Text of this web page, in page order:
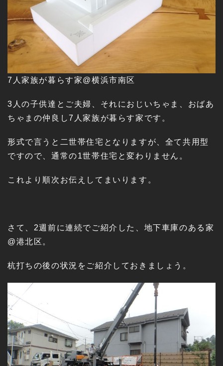
7人家族が暮らす家@横浜市南区
3人の子供達とご夫婦、それにおじいちゃま、おばあ
ちゃまの仲良し7人家族が暮らす家です。
形式で言うと二世帯住宅となりますが、全て共用型
ですので、通常の1世帯住宅と変わりません。
これより順次お伝えしてまいります。
さて、2週前に連続でご紹介した、地下車庫のある家
@港北区。
杭打ちの後の状況をご紹介しておきましょう。